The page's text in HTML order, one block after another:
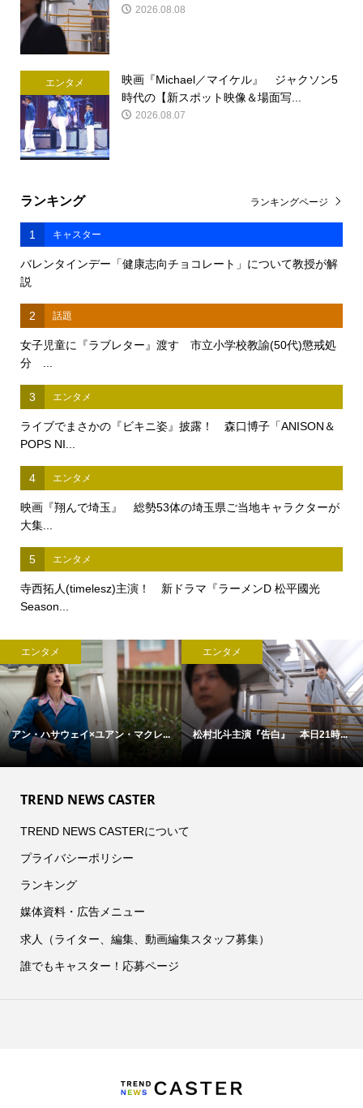
2026.08.08
エンタメ
映画『Michael／マイケル』 ジャクソン5
時代の【新スポット映像＆場面写...
2026.08.07
ランキング
1 キャスター
バレンタインデー「健康志向チョコレート」について教授が解
説
2 話題
女子児童に『ラブレター』渡す 市立小学校教諭(50代)懲戒処
分 ...
3 エンタメ
ライブでまさかの『ビキニ姿』披露！ 森口博子「ANISON＆
POPS NI...
4 エンタメ
映画『翔んで埼玉』 総勢53体の埼玉県ご当地キャラクターが
大集...
5 エンタメ
寺西拓人(timelesz)主演！ 新ドラマ『ラーメンD 松平國光
Season...
ランキングページ
エンタメ
アン・ハサウェイ×ユアン・マクレ...
エンタメ
松村北斗主演『告白』 本日21時...
TREND NEWS CASTER
TREND NEWS CASTERについて
プライバシーポリシー
ランキング
媒体資料・広告メニュー
求人（ライター、編集、動画編集スタッフ募集）
誰でもキャスター！応募ページ